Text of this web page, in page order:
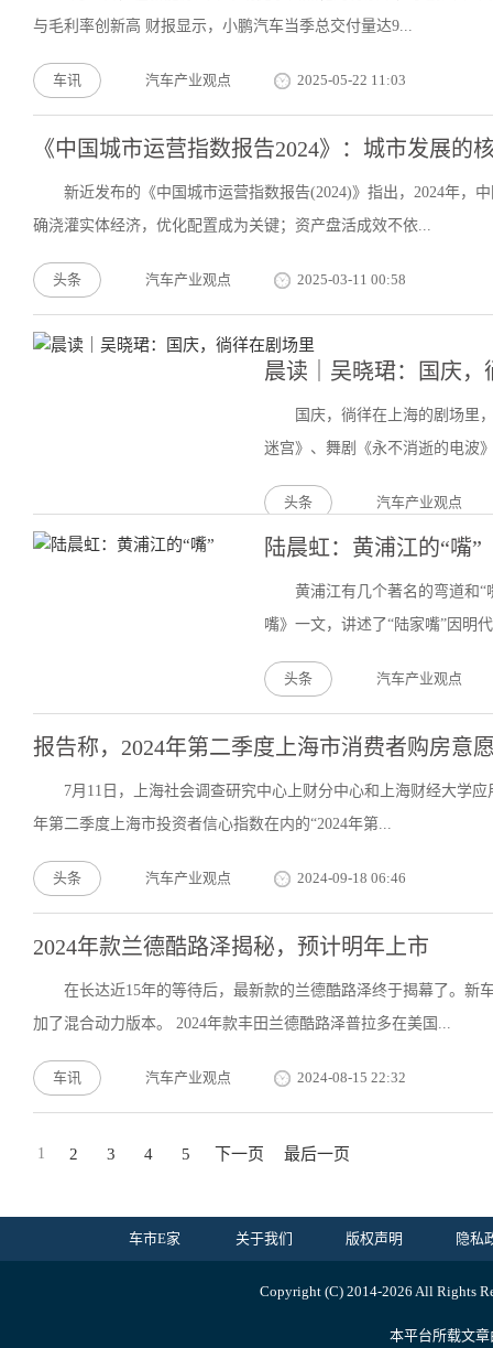
与毛利率创新高 财报显示，小鹏汽车当季总交付量达9...
车讯 汽车产业观点 2025-05-22 11:03
《中国城市运营指数报告2024》：城市发展的
新近发布的《中国城市运营指数报告(2024)》指出，2024年，
确浇灌实体经济，优化配置成为关键；资产盘活成效不依...
头条 汽车产业观点 2025-03-11 00:58
晨读｜吴晓珺：国庆，
国庆，徜徉在上海的剧场里
迷宫》、舞剧《永不消逝的电波
头条 汽车产业观点
陆晨虹：黄浦江的“嘴”
黄浦江有几个著名的弯道和
嘴》一文，讲述了“陆家嘴”因明
头条 汽车产业观点
报告称，2024年第二季度上海市消费者购房意
7月11日，上海社会调查研究中心上财分中心和上海财经大学
年第二季度上海市投资者信心指数在内的“2024年第...
头条 汽车产业观点 2024-09-18 06:46
2024年款兰德酷路泽揭秘，预计明年上市
在长达近15年的等待后，最新款的兰德酷路泽终于揭幕了。
加了混合动力版本。 2024年款丰田兰德酷路泽普拉多在美国...
车讯 汽车产业观点 2024-08-15 22:32
1 2 3 4 5 下一页 最后一页
车市E家 关于我们 版权声明 隐私
Copyright (C) 2014-2026 All Rights
本平台所载文章